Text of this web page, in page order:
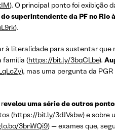
). O principal ponto foi exibição
superintendente da PF no Rio
).
literalidade para sustentar que
família (https://bit.ly/3bqCLbe).
), mas uma pergunta da
evelou uma série de outros
(https://bit.ly/3dJVsbw) e
3bnWQi9) — exames que,